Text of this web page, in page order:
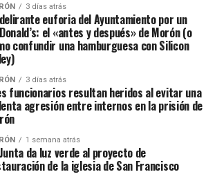
3 días atrás
euforia del Ayuntamiento por un
el «antes y después» de Morón (o
confundir una hamburguesa con Silicon
3 días atrás
funcionarios resultan heridos al evitar una
agresión entre internos en la prisión de
1 semana atrás
da luz verde al proyecto de
de la iglesia de San Francisco